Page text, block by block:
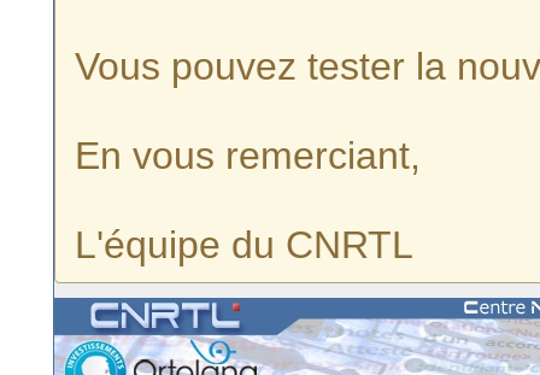
Vous pouvez tester la
En vous remerciant,
L'équipe du CNRTL